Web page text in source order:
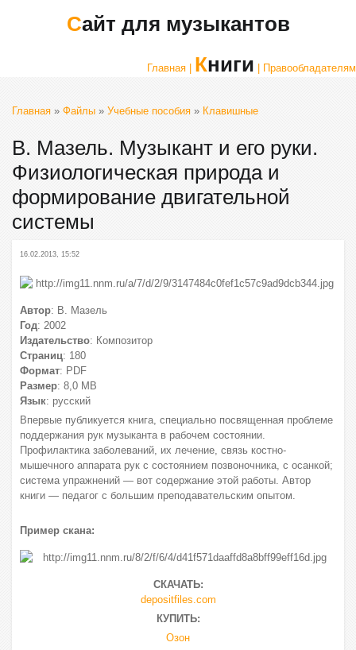
Сайт для музыкантов
Главная | Книги | Правообладателям
Главная » Файлы » Учебные пособия » Клавишные
В. Мазель. Музыкант и его руки.
Физиологическая природа и
формирование двигательной
системы
16.02.2013, 15:52
Автор: В. Мазель
Год: 2002
Издательство: Композитор
Страниц: 180
Формат: PDF
Размер: 8,0 МВ
Язык: русский
Впервые публикуется книга, специально посвященная проблеме
поддержания рук музыканта в рабочем состоянии.
Профилактика заболеваний, их лечение, связь костно-
мышечного аппарата рук с состоянием позвоночника, с осанкой;
система упражнений — вот содержание этой работы. Автор
книги — педагог с большим преподавательским опытом.
Пример скана:
СКАЧАТЬ:
depositfiles.com
КУПИТЬ:
Озон